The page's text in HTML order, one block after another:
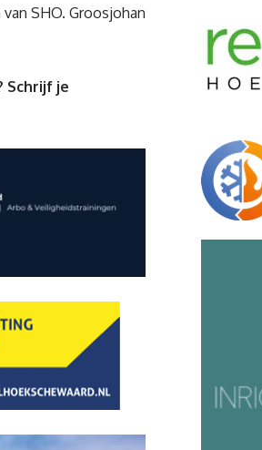
SHO. Groosjohan
Schrijf je